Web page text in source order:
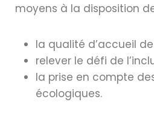
moyens à la disposition
la qualité d’accueil
relever le défi de
la prise en compte
écologiques.